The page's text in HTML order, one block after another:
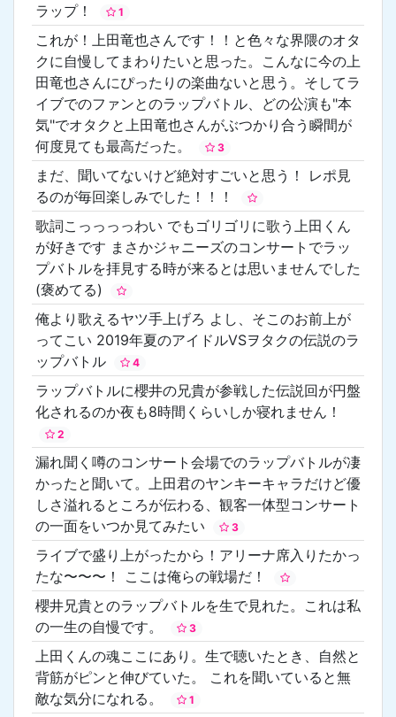
ラップ！
1
これが！上田竜也さんです！！と色々な界隈のオタ
クに自慢してまわりたいと思った。こんなに今の上
田竜也さんにぴったりの楽曲ないと思う。そしてラ
イブでのファンとのラップバトル、どの公演も"本
気"でオタクと上田竜也さんがぶつかり合う瞬間が
何度見ても最高だった。
3
まだ、聞いてないけど絶対すごいと思う！ レポ見
るのが毎回楽しみでした！！！
歌詞こっっっっわい でもゴリゴリに歌う上田くん
が好きです まさかジャニーズのコンサートでラッ
プバトルを拝見する時が来るとは思いませんでした
(褒めてる)
俺より歌えるヤツ手上げろ よし、そこのお前上が
ってこい 2019年夏のアイドルVSヲタクの伝説のラ
ップバトル
4
ラップバトルに櫻井の兄貴が参戦した伝説回が円盤
化されるのか夜も8時間くらいしか寝れません！
2
漏れ聞く噂のコンサート会場でのラップバトルが凄
かったと聞いて。上田君のヤンキーキャラだけど優
しさ溢れるところが伝わる、観客一体型コンサート
の一面をいつか見てみたい
3
ライブで盛り上がったから！アリーナ席入りたかっ
たな〜〜〜！ ここは俺らの戦場だ！
櫻井兄貴とのラップバトルを生で見れた。これは私
の一生の自慢です。
3
上田くんの魂ここにあり。生で聴いたとき、自然と
背筋がピンと伸びていた。 これを聞いていると無
敵な気分になれる。
1